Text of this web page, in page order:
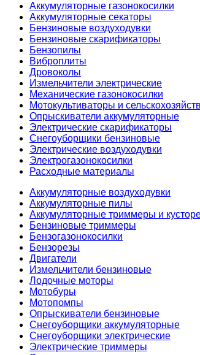
Аккумуляторные газонокосилки
Аккумуляторные секаторы
Бензиновые воздуходувки
Бензиновые скарификаторы
Бензопилы
Виброплиты
Дровоколы
Измельчители электрические
Механические газонокосилки
Мотокультиваторы и
Опрыскиватели аккумуляторные
Электрические скарификаторы
Снегоуборщики бензиновые
Электрические воздуходувки
Электрогазонокосилки
Расходные материалы
Аккумуляторные воздуходувки
Аккумуляторные пилы
Аккумуляторные триммеры и
Бензиновые триммеры
Бензогазонокосилки
Бензорезы
Двигатели
Измельчители бензиновые
Лодочные моторы
Мотобуры
Мотопомпы
Опрыскиватели бензиновые
Снегоуборщики аккумуляторные
Снегоуборщики электрические
Электрические триммеры